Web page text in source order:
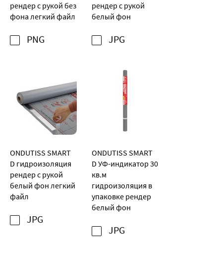
рендер с рукой без
фона легкий файл
PNG
рендер с рукой
белый фон
JPG
ONDUTISS SMART
D гидроизоляция
рендер с рукой
белый фон легкий
файл
JPG
ONDUTISS SMART
D УФ-индикатор 30
кв.м
гидроизоляция в
упаковке рендер
белый фон
JPG